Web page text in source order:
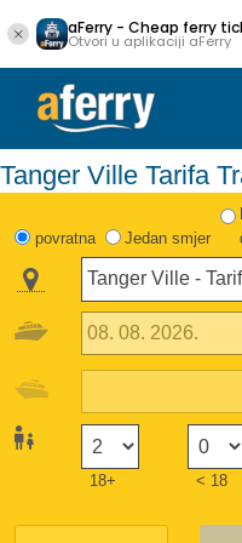
aFerry - Cheap ferry
Otvori u aplikaciji aFerry
Tanger Ville Tarifa
povratna Jedan smjer
18+ < 18